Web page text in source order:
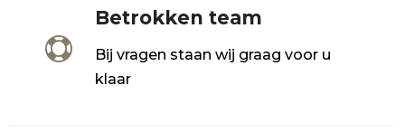

Betrokken team
Bij vragen staan wij graag voor u
klaar